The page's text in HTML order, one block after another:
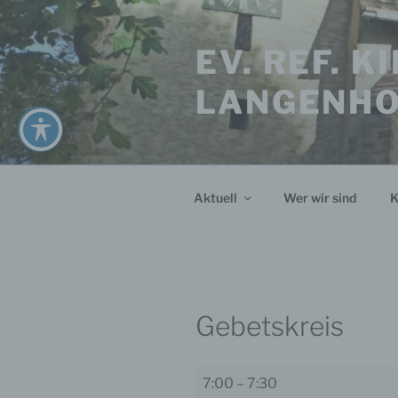
Zum
Inhalt
springen
EV. REF.
Aktuell Wer wir sind
Gebetskreis
Gebetskreis
7:00 – 7:30